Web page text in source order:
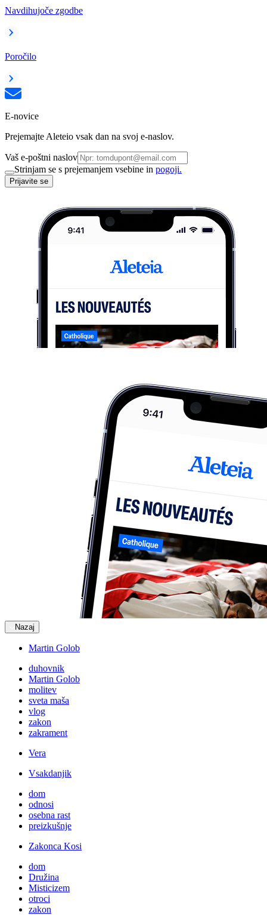
Navdihujoče zgodbe
Poročilo
E-novice
Prejemajte Aleteio vsak dan na svoj e-naslov.
Vaš e-poštni naslov
Strinjam se s prejemanjem vsebine in pogoji.
Prijavite se
Nazaj
Martin Golob
duhovnik
Martin Golob
molitev
sveta maša
vlog
zakon
zakrament
Vera
Vsakdanjik
dom
odnosi
osebna rast
preizkušnje
Zakonca Kosi
dom
Družina
Misticizem
otroci
zakon